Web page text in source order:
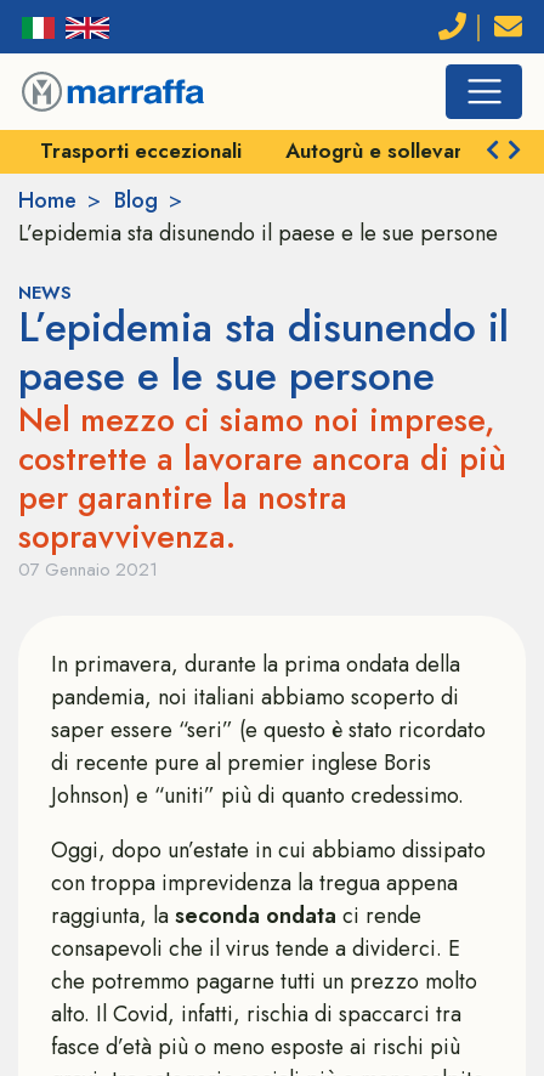
Trasporti eccezionali Autogrù e sollevamenti
Home
Blog
L’epidemia sta disunendo il paese e le sue persone
NEWS
L’epidemia sta disunendo il
paese e le sue persone
Nel mezzo ci siamo noi imprese,
costrette a lavorare ancora di più
per garantire la nostra
sopravvivenza.
07 Gennaio 2021
In primavera, durante la prima ondata della
pandemia, noi italiani abbiamo scoperto di
saper essere “seri” (e questo è stato ricordato
di recente pure al premier inglese Boris
Johnson) e “uniti” più di quanto credessimo.
Oggi, dopo un’estate in cui abbiamo dissipato
con troppa imprevidenza la tregua appena
raggiunta, laseconda ondata ci rende
consapevoli che il virus tende a dividerci. E
che potremmo pagarne tutti un prezzo molto
alto. Il Covid, infatti, rischia di spaccarci tra
fasce d’età più o meno esposte ai rischi più